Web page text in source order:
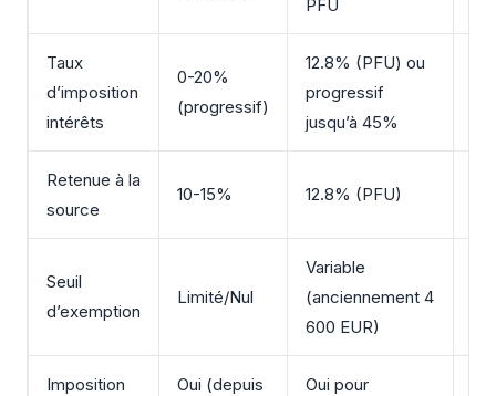
PFU
Taux
d’imposition
intérêts
0-20%
(progressif)
12.8% (PFU) ou
progressif
jusqu’à 45%
Retenue à la
source
10-15% 12.8% (PFU)
Seuil
d’exemption
Limité/Nul
Variable
(anciennement 4
600 EUR)
Imposition
Oui (depuis
Oui pour